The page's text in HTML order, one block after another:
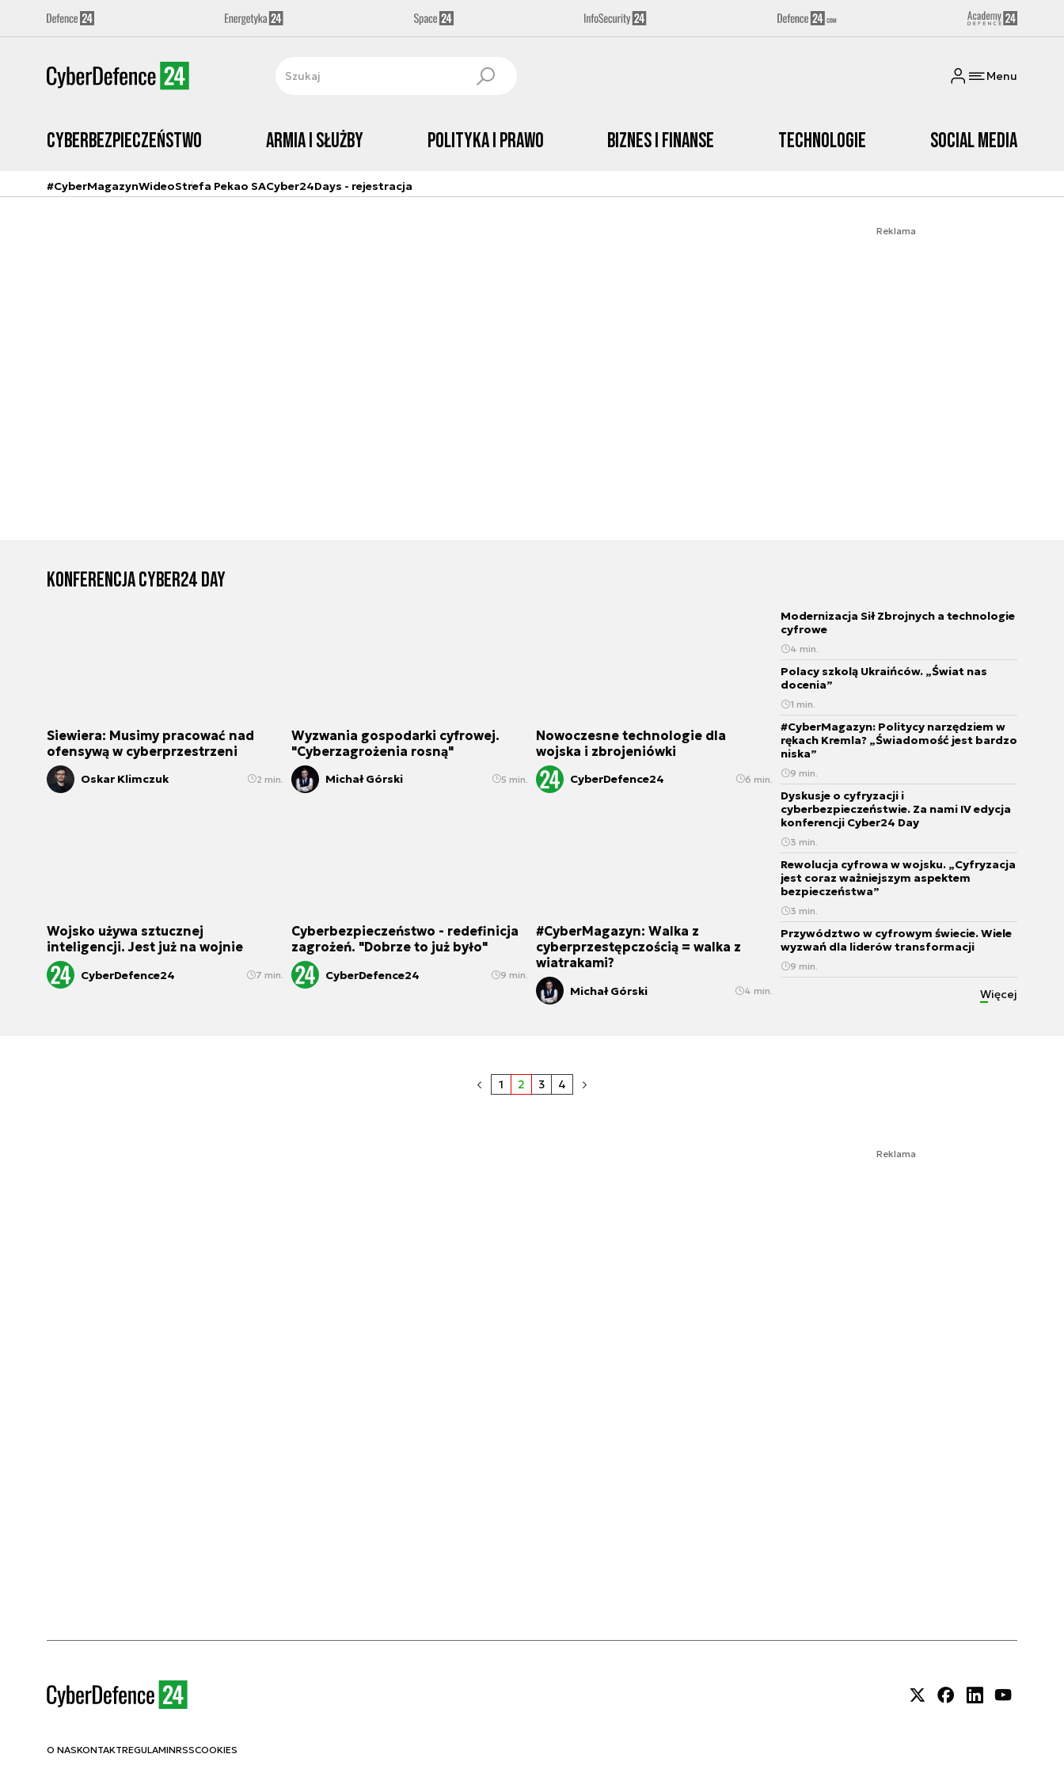
Menu
Cyberbezpieczeństwo Armia i Służby Polityka i prawo Biznes i Finanse Technologie Social media
#CyberMagazynWideoStrefa Pekao SACyber24Days - rejestracja
Reklama
Konferencja Cyber24 Day
Siewiera: Musimy pracować nad
ofensywą w cyberprzestrzeni
Oskar Klimczuk 2 min.
Wyzwania gospodarki cyfrowej.
"Cyberzagrożenia rosną"
Michał Górski 5 min.
Nowoczesne technologie dla
wojska i zbrojeniówki
CyberDefence24 6 min.
Wojsko używa sztucznej
inteligencji. Jest już na wojnie
CyberDefence24 7 min.
Cyberbezpieczeństwo - redefinicja
zagrożeń. "Dobrze to już było"
CyberDefence24 9 min.
#CyberMagazyn: Walka z
cyberprzestępczością = walka z
wiatrakami?
Michał Górski 4 min.
Modernizacja Sił Zbrojnych a technologie
cyfrowe
4 min.
Polacy szkolą Ukraińców. „Świat nas
docenia”
1 min.
#CyberMagazyn: Politycy narzędziem w
rękach Kremla? „Świadomość jest bardzo
niska”
9 min.
Dyskusje o cyfryzacji i
cyberbezpieczeństwie. Za nami IV edycja
konferencji Cyber24 Day
3 min.
Rewolucja cyfrowa w wojsku. „Cyfryzacja
jest coraz ważniejszym aspektem
bezpieczeństwa”
3 min.
Przywództwo w cyfrowym świecie. Wiele
wyzwań dla liderów transformacji
9 min.
użytkowników przed utowarowieniem?
Więcej
1 2 3 4
Reklama
O NASKONTAKTREGULAMINRSSCOOKIES